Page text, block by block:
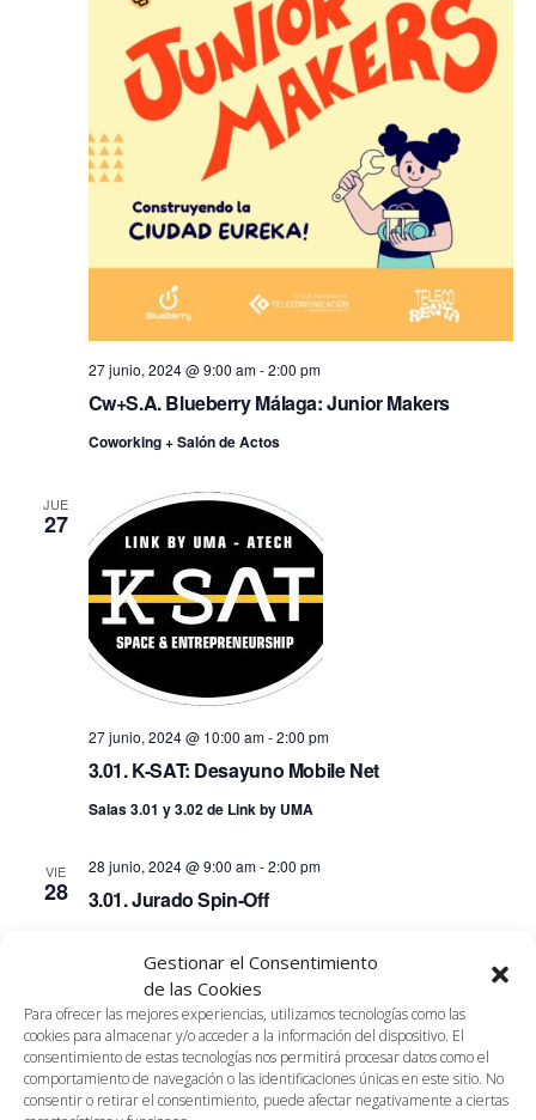
Gestionar el Consentimiento
de las Cookies
Para ofrecer las mejores experiencias, utilizamos tecnologías como las
cookies para almacenar y/o acceder a la información del dispositivo. El
consentimiento de estas tecnologías nos permitirá procesar datos como el
comportamiento de navegación o las identificaciones únicas en este sitio. No
consentir o retirar el consentimiento, puede afectar negativamente a ciertas
Cw+S.A. Blueberry Málaga: Junior Makers
27 junio, 2024 @ 9:00 am-2:00 pm
Coworking + Salón de Actos
JUE
27
3.01. K-SAT: Desayuno Mobile Net
27 junio, 2024 @ 10:00 am-2:00 pm
Salas 3.01 y 3.02 de Link by UMA
VIE
28 3.01. Jurado Spin-Off
28 junio, 2024 @ 9:00 am-2:00 pm
julio 2024
JUE
4